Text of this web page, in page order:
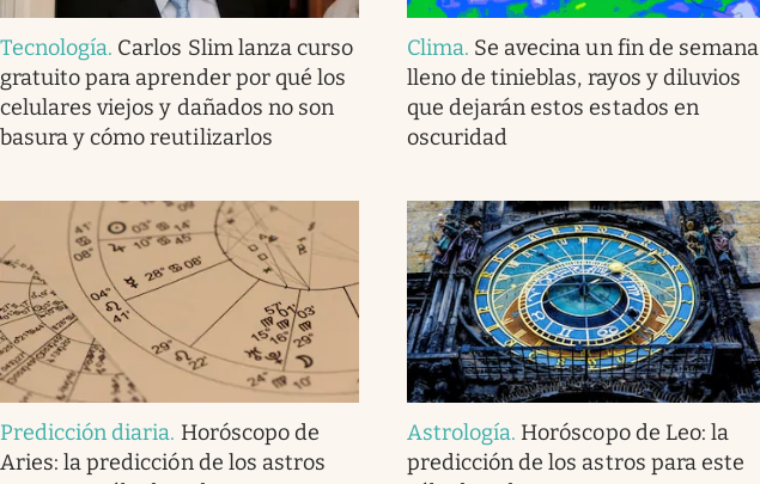
Tecnología. Carlos Slim lanza curso
gratuito para aprender por qué los
celulares viejos y dañados no son
basura y cómo reutilizarlos
Clima. Se avecina un fin de semana
lleno de tinieblas, rayos y diluvios
que dejarán estos estados en
oscuridad
Predicción diaria. Horóscopo de
Aries: la predicción de los astros
Astrología. Horóscopo de Leo: la
predicción de los astros para este